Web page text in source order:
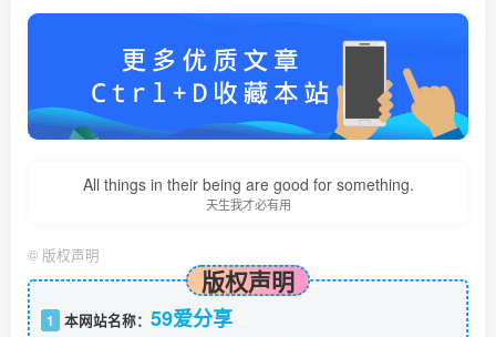
All things in their being are good for something.
天生我才必有用
© 版权声明
版权声明
1 本网站名称： 59爱分享